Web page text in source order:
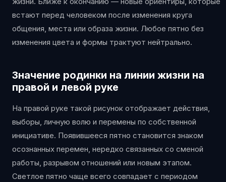
встают перед человеком после изменения круга
общения, места или образа жизни. Любое пятно без
изменения цвета и формы трактуют нейтрально.
Значение родинки на линии жизни на
правой и левой руке
На правой руке такой рисунок отображает действия,
выборы, личную волю и перемены по собственной
инициативе. Появившееся пятно становится знаком
осознанных перемен, нередко связанных со сменой
работы, разрывом отношений или новым этапом.
Светлое пятно чаще всего совпадает с периодом